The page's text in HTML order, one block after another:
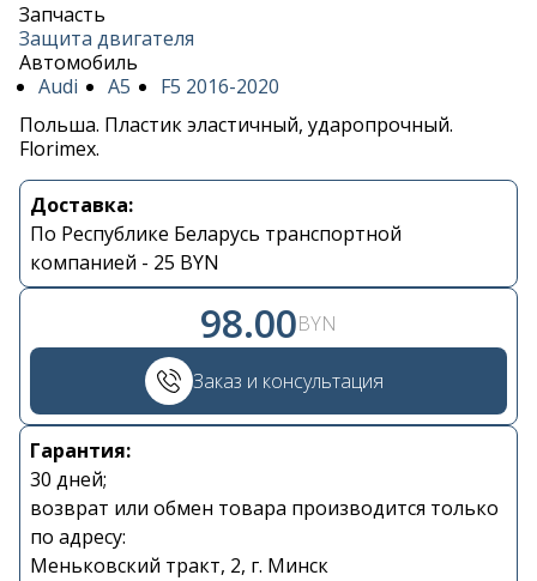
Запчасть
Защита двигателя
Автомобиль
Audi
A5
F5 2016-2020
Польша. Пластик эластичный, ударопрочный.
Florimex.
Доставка:
По Республике Беларусь транспортной
компанией - 25 BYN
98.00BYN
Заказ и консультация
Гарантия:
30 дней;
возврат или обмен товара производится только
по адресу:
Меньковский тракт, 2, г. Минск
Контакты
+375 29 870 15 80
Viber
shupik21@bk.ru